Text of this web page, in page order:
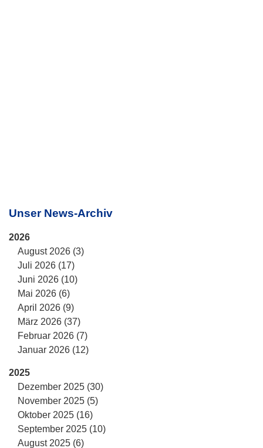
Unser News-Archiv
2026
August 2026 (3)
Juli 2026 (17)
Juni 2026 (10)
Mai 2026 (6)
April 2026 (9)
März 2026 (37)
Februar 2026 (7)
Januar 2026 (12)
2025
Dezember 2025 (30)
November 2025 (5)
Oktober 2025 (16)
September 2025 (10)
August 2025 (6)